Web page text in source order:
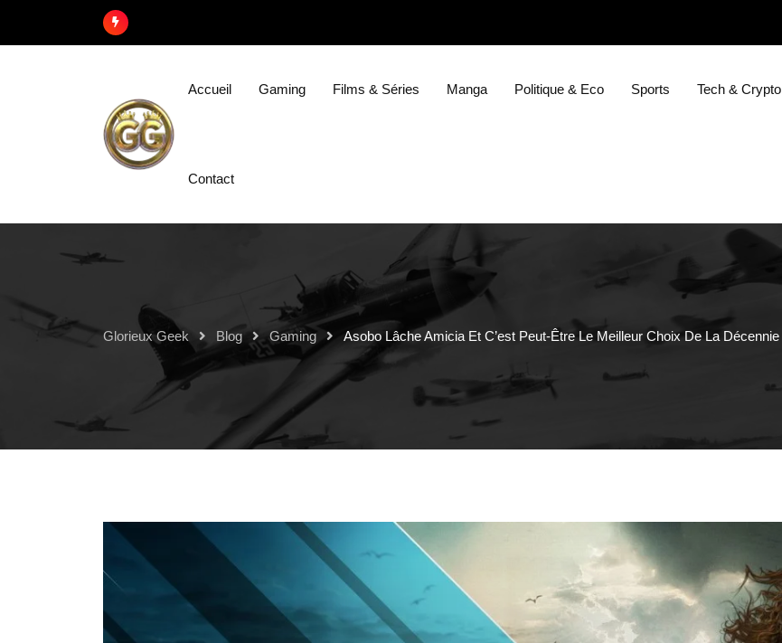
Accueil Gaming Films & Séries Manga Politique & Eco Sports Tech & Crypto
Contact
Glorieux Geek Blog Gaming Asobo Lâche Amicia Et C’est Peut-Être Le Meilleur Choix De La Décennie